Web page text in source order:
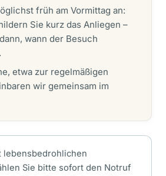
früh am Vormittag an:
Sie kurz das Anliegen –
wann der Besuch
etwa zur regelmäßigen
wir gemeinsam im
lebensbedrohlichen
Sie bitte sofort den Notruf